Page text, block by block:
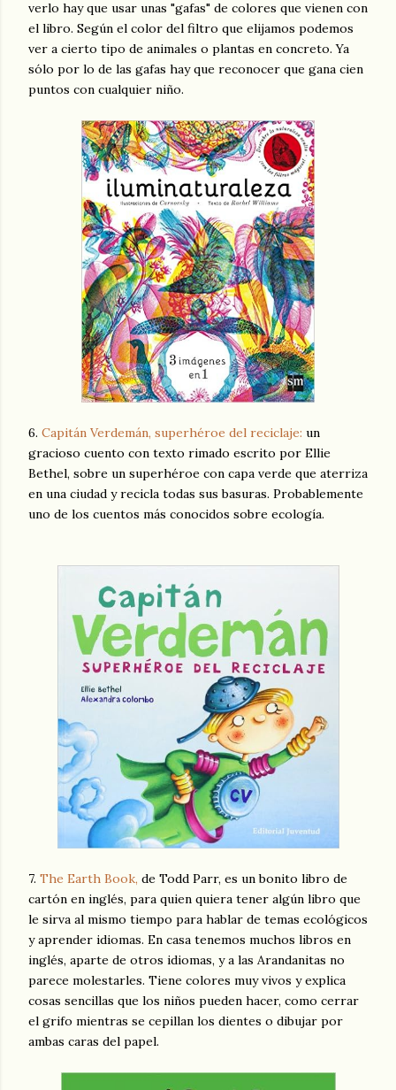
verlo hay que usar unas "gafas" de colores que vienen con
el libro. Según el color del filtro que elijamos podemos
ver a cierto tipo de animales o plantas en concreto. Ya
sólo por lo de las gafas hay que reconocer que gana cien
puntos con cualquier niño.
6. Capitán Verdemán, superhéroe del reciclaje: un
gracioso cuento con texto rimado escrito por Ellie
Bethel, sobre un superhéroe con capa verde que aterriza
en una ciudad y recicla todas sus basuras. Probablemente
uno de los cuentos más conocidos sobre ecología.
7. The Earth Book, de Todd Parr, es un bonito libro de
cartón en inglés, para quien quiera tener algún libro que
le sirva al mismo tiempo para hablar de temas ecológicos
y aprender idiomas. En casa tenemos muchos libros en
inglés, aparte de otros idiomas, y a las Arandanitas no
parece molestarles. Tiene colores muy vivos y explica
cosas sencillas que los niños pueden hacer, como cerrar
el grifo mientras se cepillan los dientes o dibujar por
ambas caras del papel.